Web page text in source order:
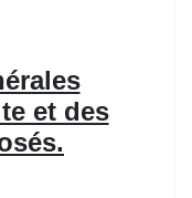
et des